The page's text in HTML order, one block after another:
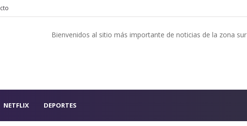
Bienvenidos al sitio más importante de noticias de la zona sur
NETFLIX DEPORTES